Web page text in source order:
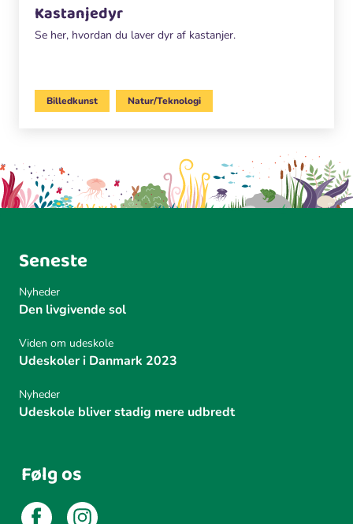
Kastanjedyr
Se her, hvordan du laver dyr af kastanjer.
Billedkunst Natur/Teknologi
Seneste
Nyheder
Den livgivende sol
Viden om udeskole
Udeskoler i Danmark 2023
Nyheder
Udeskole bliver stadig mere udbredt
Følg os